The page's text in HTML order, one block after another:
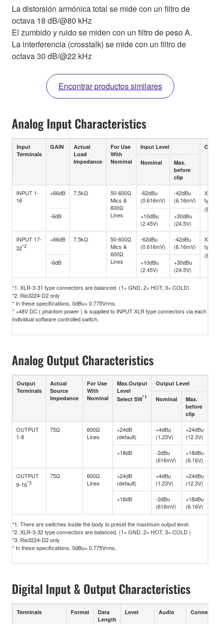
La distorsión armónica total se mide con un filtro de
octava 18 dB/@80 kHz
El zumbido y ruido se miden con un filtro de peso A.
La interferencia (crosstalk) se mide con un filtro de
octava 30 dB/@22 kHz
Encontrar productos similares
Analog Input Characteristics
Input
Terminals
GAIN
Actual
Load
Impedance
For Use
With
Nominal
Input Level
Nominal
Max.
before
clip
INPUT 1-
16
+66dB 7.5kΩ
50-600Ω
Mics &
600Ω
Lines
-62dBu
(0.616mV)
-42dBu
(6.16mV)
XLR-
type
-6dB
+10dBu
(2.45V)
+30dBu
(24.5V)
INPUT 17-
32*2
+66dB 7.5kΩ
50-600Ω
Mics &
600Ω
Lines
-62dBu
(0.616mV)
-42dBu
(6.16mV)
XLR-
type
-6dB
+10dBu
(2.45V)
+30dBu
(24.5V)
*1. XLR-3-31 type connectors are balanced. (1= GND, 2= HOT, 3= COLD)
*2. Rio3224-D2 only
* In these specifications, 0dBu= 0.775Vrms.
* +48V DC ( phantom power ) is supplied to INPUT XLR type connectors via each
individual software controlled switch.
Analog Output Characteristics
Output
Terminals
Actual
Source
Impedance
For Use
With
Nominal
Max.Output
Level
Select SW*1
Output Level
Nominal
Max.
before
clip
OUTPUT
1-8
75Ω
600Ω
Lines
+24dB
(default)
+4dBu
(1.23V)
+24dBu
(12.3V)
+18dB
-2dBu
(616mV)
+18dBu
(6.16V)
OUTPUT
9-16*3
75Ω
600Ω
Lines
+24dB
(default)
+4dBu
(1.23V)
+24dBu
(12.3V)
+18dB
-2dBu
(616mV)
+18dBu
(6.16V)
*1. There are switches inside the body to preset the maximum output level.
*2. XLR-3-32 type connectors are balanced. (1= GND, 2= HOT, 3= COLD )
*3. Rio3224-D2 only
* In these specifications, 0dBu= 0.775Vrms.
Digital Input & Output Characteristics
Terminals Format
Data
Length
Level Audio Connector